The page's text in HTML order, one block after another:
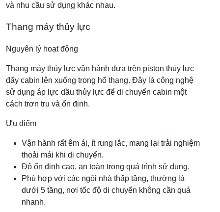
và nhu cầu sử dụng khác nhau.
Thang máy thủy lực
Nguyên lý hoạt động
Thang máy thủy lực vận hành dựa trên piston thủy lực
đẩy cabin lên xuống trong hố thang. Đây là công nghệ
sử dụng áp lực dầu thủy lực để di chuyển cabin một
cách trơn tru và ổn định.
Ưu điểm
Vận hành rất êm ái, ít rung lắc, mang lại trải nghiệm
thoải mái khi di chuyển.
Độ ổn định cao, an toàn trong quá trình sử dụng.
Phù hợp với các ngôi nhà thấp tầng, thường là
dưới 5 tầng, nơi tốc độ di chuyển không cần quá
nhanh.